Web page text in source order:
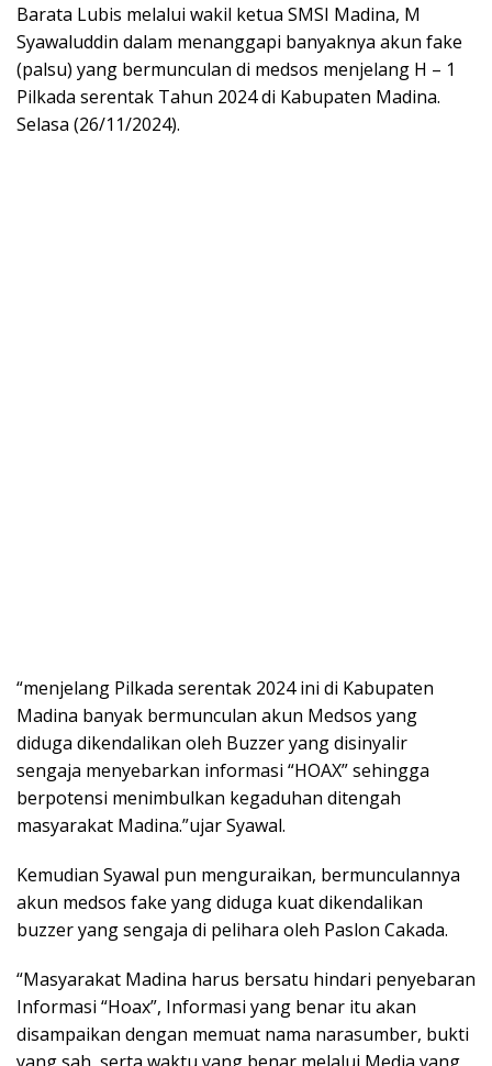
Barata Lubis melalui wakil ketua SMSI Madina, M
Syawaluddin dalam menanggapi banyaknya akun fake
(palsu) yang bermunculan di medsos menjelang H – 1
Pilkada serentak Tahun 2024 di Kabupaten Madina.
Selasa (26/11/2024).
“menjelang Pilkada serentak 2024 ini di Kabupaten
Madina banyak bermunculan akun Medsos yang
diduga dikendalikan oleh Buzzer yang disinyalir
sengaja menyebarkan informasi “HOAX” sehingga
berpotensi menimbulkan kegaduhan ditengah
masyarakat Madina.”ujar Syawal.
Kemudian Syawal pun menguraikan, bermunculannya
akun medsos fake yang diduga kuat dikendalikan
buzzer yang sengaja di pelihara oleh Paslon Cakada.
“Masyarakat Madina harus bersatu hindari penyebaran
Informasi “Hoax”, Informasi yang benar itu akan
disampaikan dengan memuat nama narasumber, bukti
yang sah, serta waktu yang benar melalui Media yang